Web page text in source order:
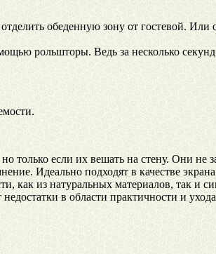
обеденную зону от гостевой. Или
рольшторы. Ведь за несколько
только если их вешать на стену. Они
Идеально подходят в качестве
как из натуральных материалов, так и
в области практичности и